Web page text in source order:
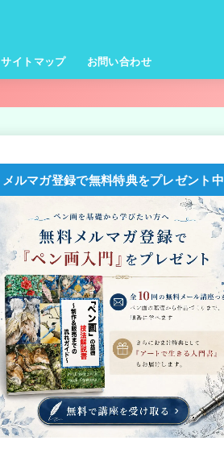
サイトマップ お問い合わせ
メルマガ登録で無料特典をプレゼント中